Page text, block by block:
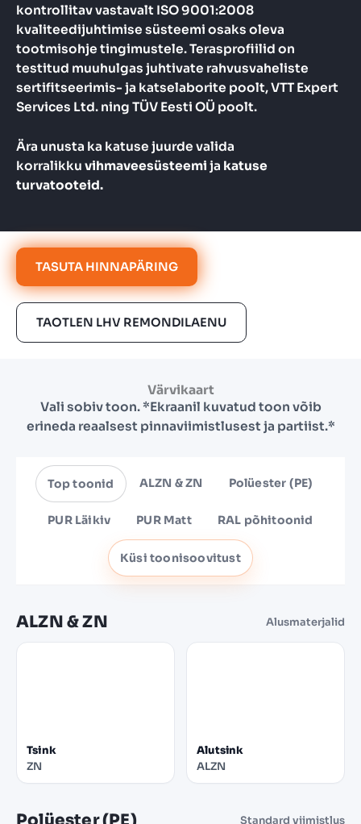
kontrollitav vastavalt ISO 9001:2008
kvaliteedijuhtimise süsteemi osaks oleva
tootmisohje tingimustele. Terasprofiilid on
testitud muuhulgas juhtivate rahvusvaheliste
sertifitseerimis- ja katselaborite poolt, VTT Expert
Services Ltd. ning TÜV Eesti OÜ poolt.
Ära unusta ka katuse juurde valida
korralikku vihmaveesüsteemi ja katuse
turvatooteid.
TASUTA HINNAPÄRING
TAOTLEN LHV REMONDILAENU
Värvikaart
Vali sobiv toon. *Ekraanil kuvatud toon võib
erineda reaalsest pinnaviimistlusest ja partiist.*
Top toonid ALZN & ZN Polüester (PE)
PUR Läikiv PUR Matt RAL põhitoonid
Küsi toonisoovitust
ALZN & ZN Alusmaterjalid
Tsink
ZN
Alutsink
ALZN
Standard viimistlus